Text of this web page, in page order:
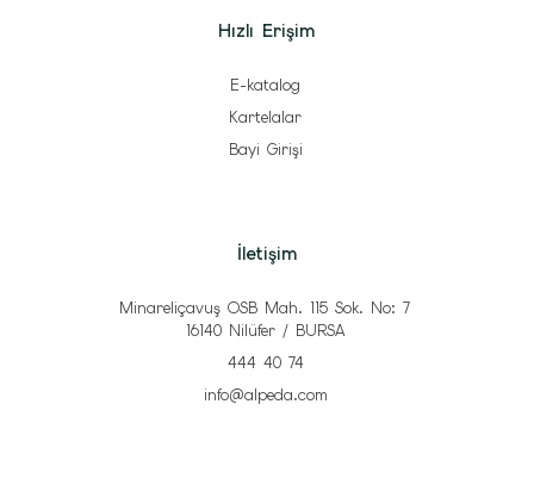
Hızlı Erişim
E-katalog
Kartelalar
Bayi Girişi
İletişim
Minareliçavuş OSB Mah. 115 Sok. No: 7
16140 Nilüfer / BURSA
444 40 74
info@alpeda.com